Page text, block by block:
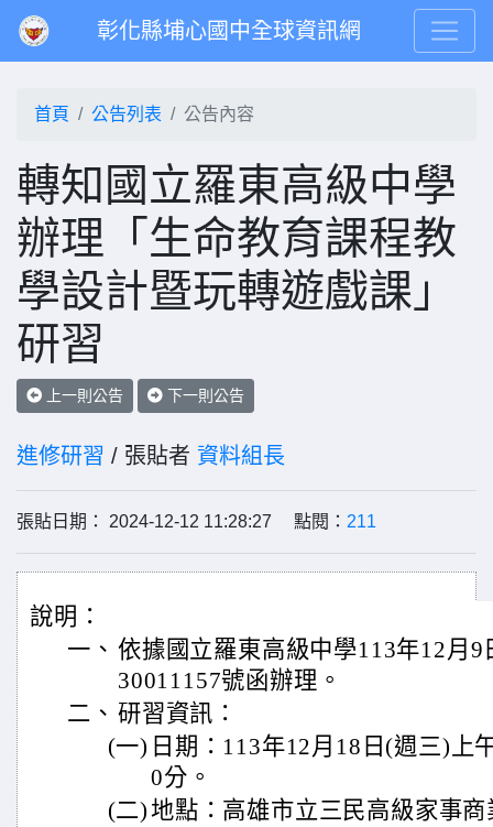
彰化縣埔心國中全球資訊網
首頁 公告列表 公告內容
轉知國立羅東高級中學
辦理「生命教育課程教
學設計暨玩轉遊戲課」
研習
上一則公告 下一則公告
進修研習 / 張貼者 資料組長
張貼日期： 2024-12-12 11:28:27 點閱： 211
說明：
一、 依據國立羅東高級中學113年12月9
30011157號函辦理。
二、 研習資訊：
(一) 日期：113年12月18日(週三)上
0分。
(二)地點：高雄市立三民高級家事